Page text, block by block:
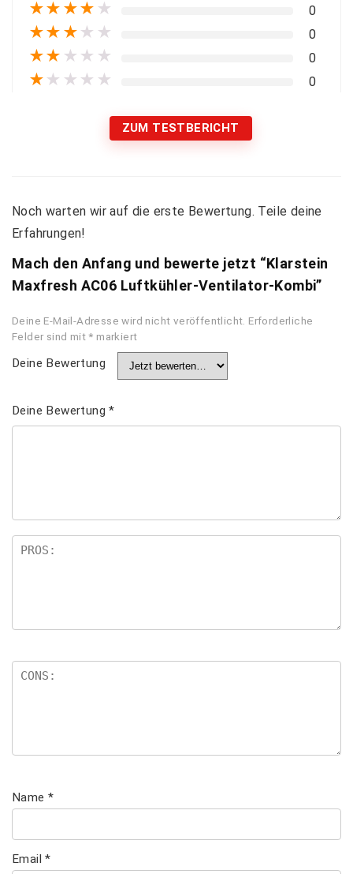
★★ ★★ ★ 0
★★ ★ ★ ★ 0
★★ ★ ★ ★ 0
★ ★ ★ ★ ★ 0
ZUM TESTBERICHT
Noch warten wir auf die erste Bewertung. Teile deine
Erfahrungen!
Mach den Anfang und bewerte jetzt “Klarstein
Maxfresh AC06 Luftkühler-Ventilator-Kombi”
Deine E-Mail-Adresse wird nicht veröffentlicht. Erforderliche
Felder sind mit * markiert
Deine Bewertung
Deine Bewertung*
Name *
Email*